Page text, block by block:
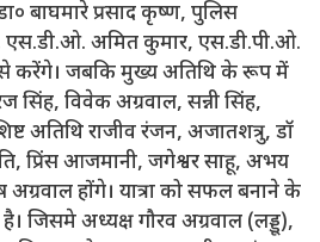
बाघमारे प्रसाद कृष्ण, पुलिस
एस.डी.ओ. अमित कुमार, एस.डी.पी.ओ.
से करेंगे। जबकि मुख्य अतिथि के रूप में
सिंह, विवेक अग्रवाल, सन्नी सिंह,
अतिथि राजीव रंजन, अजातशत्रु, डॉ
प्रिंस आजमानी, जगेश्वर साहू, अभय
अग्रवाल होंगे। यात्रा को सफल बनाने के
जिसमे अध्यक्ष गौरव अग्रवाल (लड्डू),